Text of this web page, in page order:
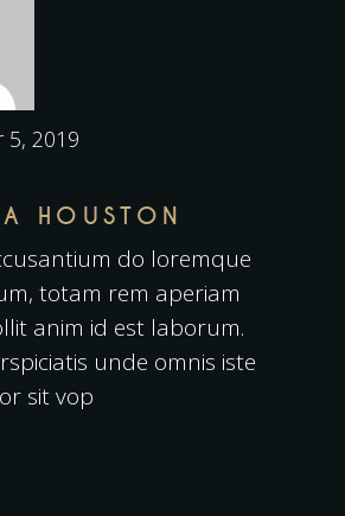
5, 2019
HOUSTON
do loremque
totam rem aperiam
anim id est laborum.
unde omnis iste
sit vop